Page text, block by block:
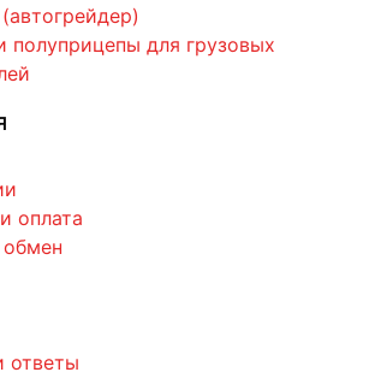
полуприцепы для грузовых
оплата
обмен
ответы